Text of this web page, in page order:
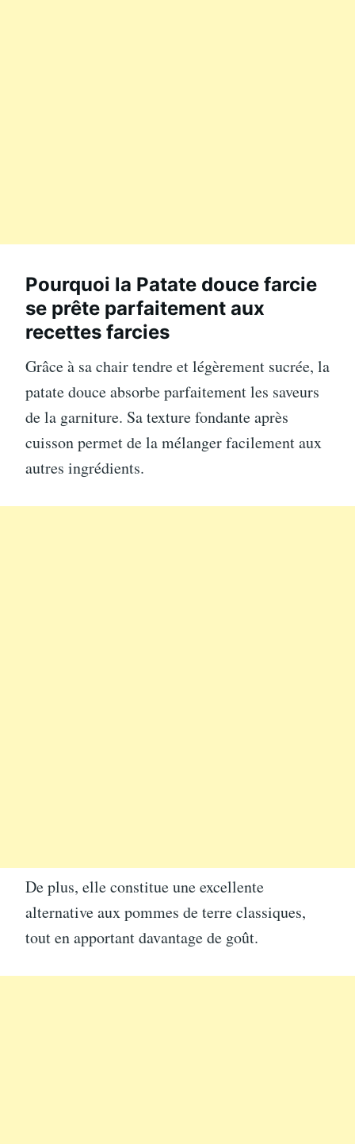
Pourquoi la Patate douce farcie
se prête parfaitement aux
recettes farcies
Grâce à sa chair tendre et légèrement sucrée, la
patate douce absorbe parfaitement les saveurs
de la garniture. Sa texture fondante après
cuisson permet de la mélanger facilement aux
autres ingrédients.
De plus, elle constitue une excellente
alternative aux pommes de terre classiques,
tout en apportant davantage de goût.